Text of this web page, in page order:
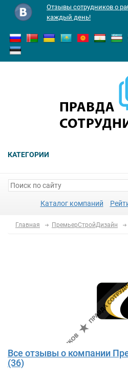
Отзывы сотрудников о
каждый день!
КАТЕГОРИИ
Каталог компаний
Главная ПремьерСтройДизайн
Все отзывы о компании
(36)